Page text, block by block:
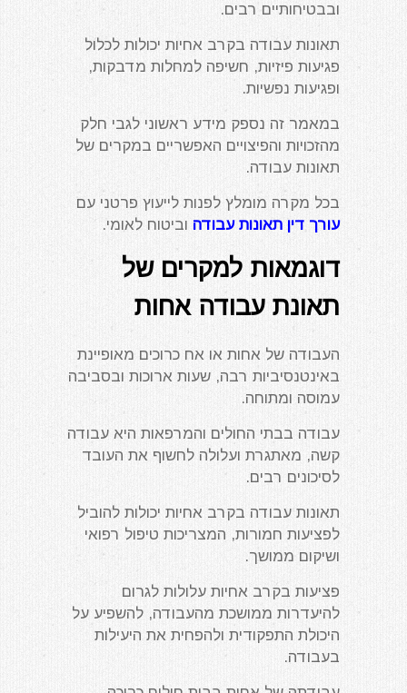
ובבטיחותיים רבים.
תאונות עבודה בקרב אחיות יכולות לכלול
פגיעות פיזיות, חשיפה למחלות מדבקות,
ופגיעות נפשיות.
במאמר זה נספק מידע ראשוני לגבי חלק
מהזכויות והפיצויים האפשריים במקרים של
תאונות עבודה.
בכל מקרה מומלץ לפנות לייעוץ פרטני עם
עורך דין תאונות עבודה וביטוח לאומי.
דוגמאות למקרים של
תאונת עבודה אחות
העבודה של אחות או אח כרוכים מאופיינת
באינטנסיביות רבה, שעות ארוכות ובסביבה
עמוסה ומתוחה.
עבודה בבתי החולים והמרפאות היא עבודה
קשה, מאתגרת ועלולה לחשוף את העובד
לסיכונים רבים.
תאונות עבודה בקרב אחיות יכולות להוביל
לפציעות חמורות, המצריכות טיפול רפואי
ושיקום ממושך.
פציעות בקרב אחיות עלולות לגרום
להיעדרות ממושכת מהעבודה, להשפיע על
היכולת התפקודית ולהפחית את היעילות
בעבודה.